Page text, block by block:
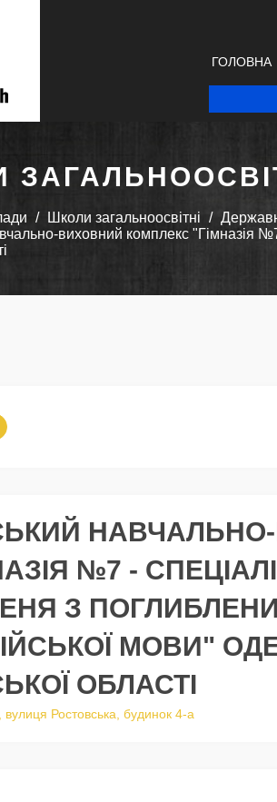
ГОЛОВНА
Школи загальноосвітні
виховний комплекс "Гімназія
№7 -
З
МОВИ"
ОБЛАСТІ
Ростовська, будинок 4-а